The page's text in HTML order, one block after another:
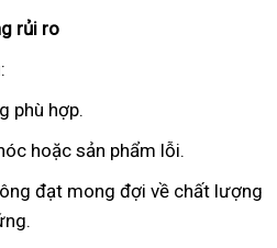
rủi ro
phù hợp.
hoặc sản phẩm lỗi.
đạt mong đợi về chất lượng